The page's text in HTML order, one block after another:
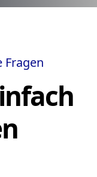
Fragen